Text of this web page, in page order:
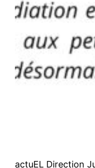
actuEL Direction